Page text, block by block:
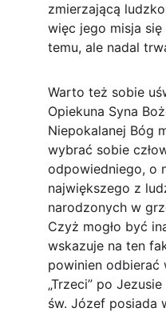
zmierzającą
więc jego misja się
temu, ale nadal
Warto też sobie
Opiekuna Syna
Niepokalanej Bóg
wybrać sobie
odpowiedniego, o
największego z
narodzonych w
Czyż mogło być
wskazuje na ten
powinien odbierać
„Trzeci” po
św. Józef posiada